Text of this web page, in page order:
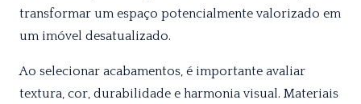
transformar um espaço potencialmente valorizado em
um imóvel desatualizado.
Ao selecionar acabamentos, é importante avaliar
textura, cor, durabilidade e harmonia visual. Materiais